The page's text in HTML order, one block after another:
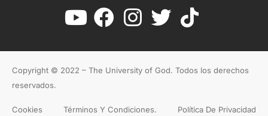
Copyright © 2022 – The University of God. Todos los derechos
reservados.
Cookies Términos Y Condiciones. Política De Privacidad